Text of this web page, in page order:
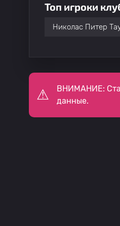
Топ игроки
Николас Питер
ВНИМАНИЕ:
данные.